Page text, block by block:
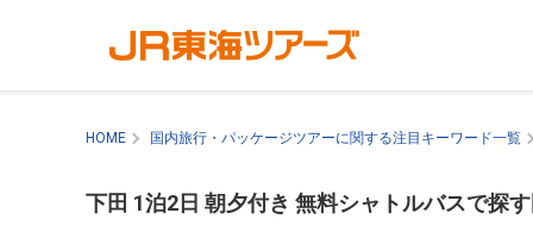
HOME 国内旅行・パッケージツアーに関する注目キーワード一覧
下田 1泊2日 朝夕付き 無料シャトルバスで探